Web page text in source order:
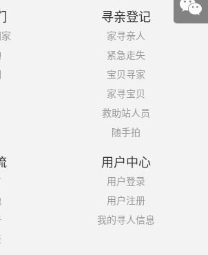
寻亲登记
家寻亲人
紧急走失
宝贝寻家
家寻宝贝
救助站人员
随手拍
用户中心
用户登录
用户注册
我的寻人信息